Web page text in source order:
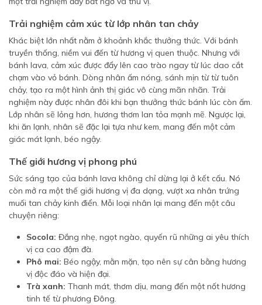
Trải nghiệm cảm xúc từ lớp nhân tan chảy
Khác biệt lớn nhất nằm ở khoảnh khắc thưởng thức. Với bánh
truyền thống, niềm vui đến từ hương vị quen thuộc. Nhưng với
bánh lava, cảm xúc được đẩy lên cao trào ngay từ lúc dao cắt
chạm vào vỏ bánh. Dòng nhân ấm nóng, sánh mịn từ từ tuôn
chảy, tạo ra một hình ảnh thị giác vô cùng mãn nhãn. Trải
nghiệm này được nhân đôi khi bạn thưởng thức bánh lúc còn ấm.
Lớp nhân sẽ lỏng hơn, hương thơm lan tỏa mạnh mẽ. Ngược lại,
khi ăn lạnh, nhân sẽ đặc lại tựa như kem, mang đến một cảm
giác mát lạnh, béo ngậy.
Thế giới hương vị phong phú
Sức sáng tạo của bánh lava không chỉ dừng lại ở kết cấu. Nó
còn mở ra một thế giới hương vị đa dạng, vượt xa nhân trứng
muối tan chảy kinh điển. Mỗi loại nhân lại mang đến một câu
chuyện riêng:
Socola: Đắng nhẹ, ngọt ngào, quyến rũ những ai yêu thích
vị ca cao đậm đà.
Phô mai: Béo ngậy, mằn mặn, tạo nên sự cân bằng hương
vị độc đáo và hiện đại.
Trà xanh: Thanh mát, thơm dịu, mang đến một nốt hương
tinh tế từ phương Đông.